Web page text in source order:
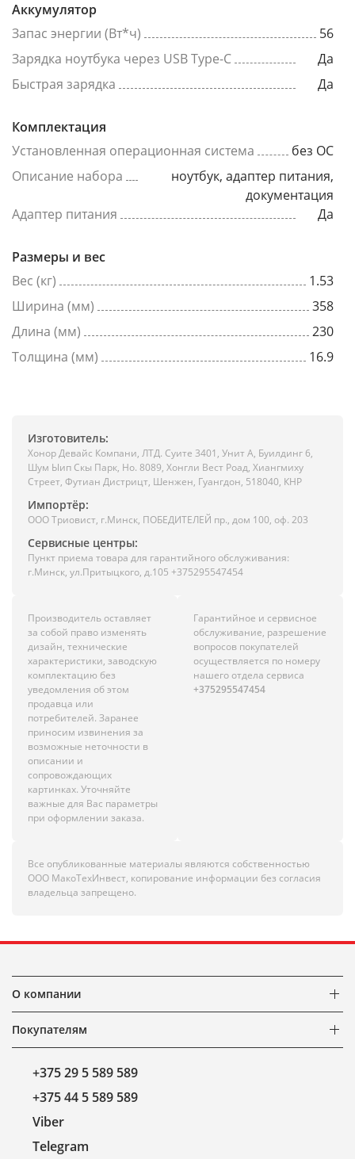
Аккумулятор
Запас энергии (Вт*ч)
56
Зарядка ноутбука через USB Type-C
Да
Быстрая зарядка
Да
Комплектация
Установленная операционная система
без ОС
Описание набора
ноутбук, адаптер питания,
документация
Адаптер питания
Да
Размеры и вес
Вес (кг)
1.53
Ширина (мм)
358
Длина (мм)
230
Толщина (мм)
16.9
Изготовитель:
Хонор Девайс Компани, ЛТД. Суите 3401, Унит A, Буилдинг 6,
Шум Ыип Скы Парк, Но. 8089, Хонгли Вест Роад, Xиангмиху
Стреет, Футиан Дистрицт, Шенжен, Гуангдон, 518040, КНР
Импортёр:
ООО Триовист, г.Минск, ПОБЕДИТЕЛЕЙ пр., дом 100, оф. 203
Сервисные центры:
Пункт приема товара для гарантийного обслуживания:
г.Минск, ул.Притыцкого, д.105 +375295547454
Производитель оставляет
за собой право изменять
дизайн, технические
характеристики, заводскую
комплектацию без
уведомления об этом
продавца или
потребителей. Заранее
приносим извинения за
возможные неточности в
описании и
сопровождающих
картинках. Уточняйте
важные для Вас параметры
при оформлении заказа.
Гарантийное и сервисное
обслуживание, разрешение
вопросов покупателей
осуществляется по номеру
нашего отдела сервиса
+375295547454
Все опубликованные материалы являются собственностью
ООО МакоТехИнвест, копирование информации без согласия
владельца запрещено.
О компании
Покупателям
+375 29 5 589 589
+375 44 5 589 589
Viber
Telegram